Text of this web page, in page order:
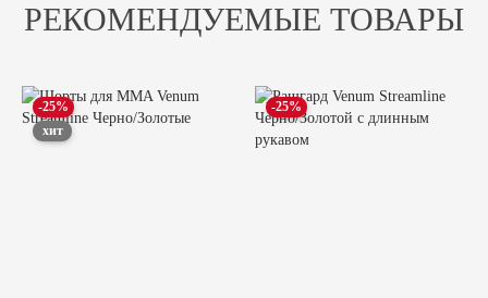
РЕКОМЕНДУЕМЫЕ ТОВАРЫ
-25%
хит
-25%